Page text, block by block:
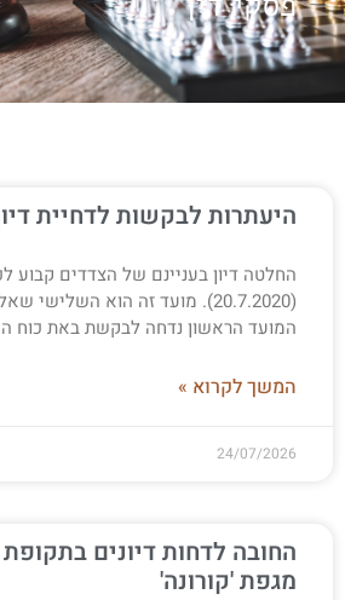
היעתרות לבקשות לדחיית
החלטה דיון בעניינם של הצדדים קבוע
(20.7.2020). מועד זה הוא השלישי
המועד הראשון נדחה לבקשת באת כוח
המשך לקרוא »
24/07/2026
החובה לדחות דיונים
מגפת 'קורונה'